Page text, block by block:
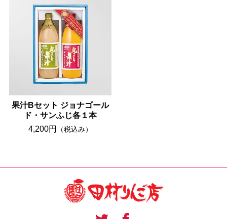
果汁Bセット ジョナゴール
ド・サンふじ各１本
4,200円
（税込み）